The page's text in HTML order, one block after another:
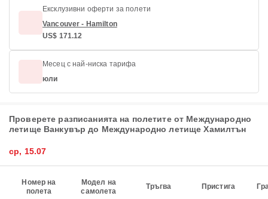
Ексклузивни оферти за полети
Vancouver - Hamilton
US$ 171.12
Месец с най-ниска тарифа
юли
Проверете разписанията на полетите от Международно
летище Ванкувър до Международно летище Хамилтън
ср, 15.07
Номер на
полета
Модел на
самолета
Тръгва Пристига